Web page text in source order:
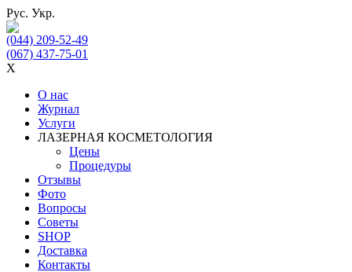
Рус. Укр.
(044) 209-52-49
(067) 437-75-01
X
О нас
Журнал
Услуги
ЛАЗЕРНАЯ КОСМЕТОЛОГИЯ
Цены
Процедуры
Отзывы
Фото
Вопросы
Советы
SHOP
Доставка
Контакты